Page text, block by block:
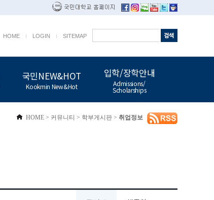
HOME LOGIN SITEMAP
국민NEW&HOT
Kookmin New&Hot
입학/장학안내
Admissions/
Scholarships
HOME > 커뮤니티 > 학부게시판 > 취업정보